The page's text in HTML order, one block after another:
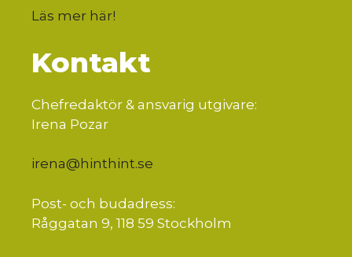
Läs mer här!
Kontakt
Chefredaktör & ansvarig utgivare:
Irena Pozar
irena@hinthint.se
Post- och budadress:
Råggatan 9, 118 59 Stockholm